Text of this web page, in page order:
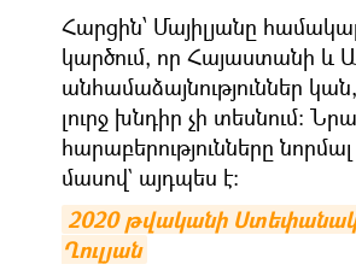
Հարցին՝ Մայիլյանը
կարծում, որ Հայաստանի և
անհամաձայնություններ
լուրջ խնդիր չի տեսնում։
հարաբերությունները
մասով` այդպես է։
2020 թվականի
Ղուլյան